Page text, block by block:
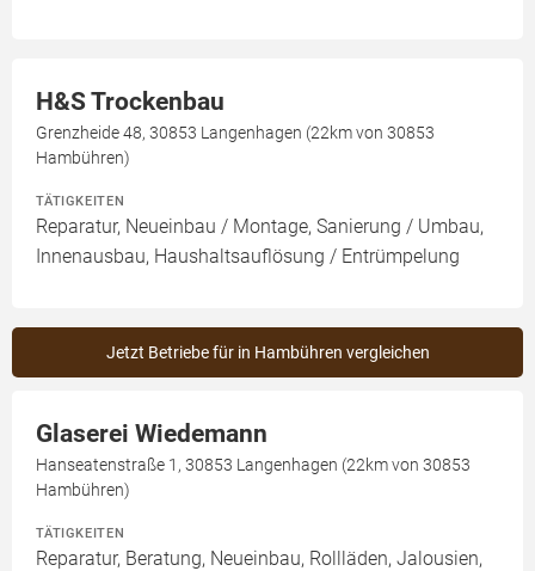
H&S Trockenbau
Grenzheide 48, 30853 Langenhagen (22km von 30853
Hambühren)
TÄTIGKEITEN
Reparatur, Neueinbau / Montage, Sanierung / Umbau,
Innenausbau, Haushaltsauflösung / Entrümpelung
Jetzt Betriebe für in Hambühren vergleichen
Glaserei Wiedemann
Hanseatenstraße 1, 30853 Langenhagen (22km von 30853
Hambühren)
TÄTIGKEITEN
Reparatur, Beratung, Neueinbau, Rollläden, Jalousien,